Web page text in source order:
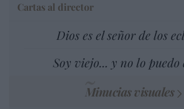
Cartas al director
Dios es el señor de los
Soy viejo... y no lo
Minucias visuales